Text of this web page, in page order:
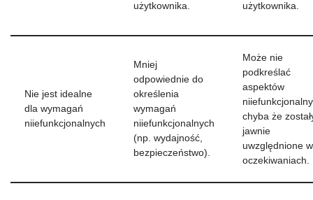
użytkownika.
użytkownika.
Nie jest idealne
dla wymagań
niiefunkcjonalnych
Mniej
odpowiednie do
określenia
wymagań
niiefunkcjonalnych
(np. wydajność,
bezpieczeństwo).
Może nie
podkreślać
aspektów
chyba że
jawnie
uwzględnione w
oczekiwaniach.